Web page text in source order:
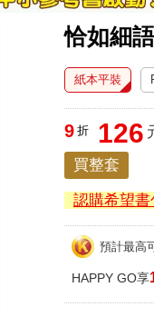
恰如細
紙本平裝
9 折 126
買整套
認購希望書
預計最高
HAPPY GO享